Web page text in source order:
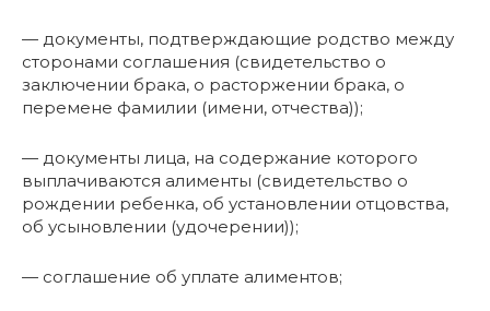
— документы, подтверждающие родство между
сторонами соглашения (свидетельство о
заключении брака, о расторжении брака, о
перемене фамилии (имени, отчества));
— документы лица, на содержание которого
выплачиваются алименты (свидетельство о
рождении ребенка, об установлении отцовства,
об усыновлении (удочерении));
— соглашение об уплате алиментов;